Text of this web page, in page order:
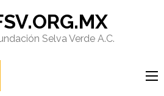
Selva Verde A.C.